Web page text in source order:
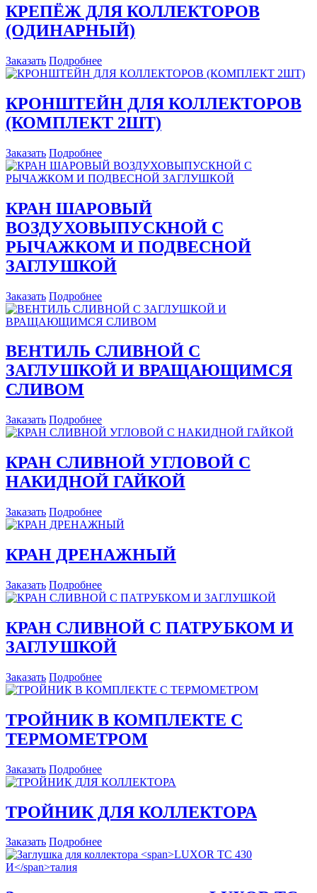
КРЕПЁЖ ДЛЯ КОЛЛЕКТОРОВ
(ОДИНАРНЫЙ)
Заказать Подробнее
КРОНШТЕЙН ДЛЯ КОЛЛЕКТОРОВ
(КОМПЛЕКТ 2ШТ)
Заказать Подробнее
КРАН ШАРОВЫЙ
ВОЗДУХОВЫПУСКНОЙ С
РЫЧАЖКОМ И ПОДВЕСНОЙ
ЗАГЛУШКОЙ
Заказать Подробнее
ВЕНТИЛЬ СЛИВНОЙ С
ЗАГЛУШКОЙ И ВРАЩАЮЩИМСЯ
СЛИВОМ
Заказать Подробнее
КРАН СЛИВНОЙ УГЛОВОЙ С
НАКИДНОЙ ГАЙКОЙ
Заказать Подробнее
КРАН ДРЕНАЖНЫЙ
Заказать Подробнее
КРАН СЛИВНОЙ С ПАТРУБКОМ И
ЗАГЛУШКОЙ
Заказать Подробнее
ТРОЙНИК В КОМПЛЕКТЕ С
ТЕРМОМЕТРОМ
Заказать Подробнее
ТРОЙНИК ДЛЯ КОЛЛЕКТОРА
Заказать Подробнее